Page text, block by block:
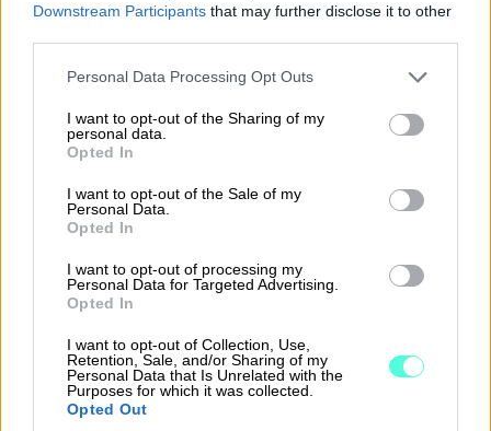
Downstream Participants that may further disclose it to other
Please note that this website/app uses one or more Google
not limited to your visit or usage behaviour. You may click to
grant or deny consent to Google and its third-party tags to
use your data for below specified purposes in below Google
consent section.
Personal Data Processing Opt Outs
I want to opt-out of the Sharing of my
personal data.
Opted In
I want to opt-out of the Sale of my
Personal Data.
Opted In
I want to opt-out of processing my
Personal Data for Targeted Advertising.
Opted In
I want to opt-out of Collection, Use,
Retention, Sale, and/or Sharing of my
Personal Data that Is Unrelated with the
Purposes for which it was collected.
Opted Out
Nauti sopimisen
helppoudesta alkaen 39 € /
kk
Finago Sopimuskoneen
kuukausihintaan ja tehtävien sopimusten
Kokeile maksutta
Aloitus 2 minuutissa – ei sitoumuksia
Valmiit sopimuspohjat